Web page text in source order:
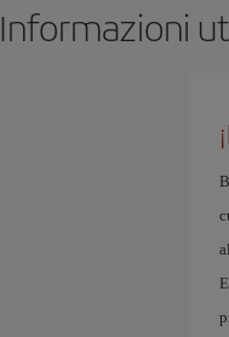
Informazioni